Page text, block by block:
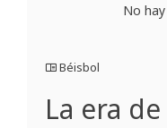
No
Béisbol
La era